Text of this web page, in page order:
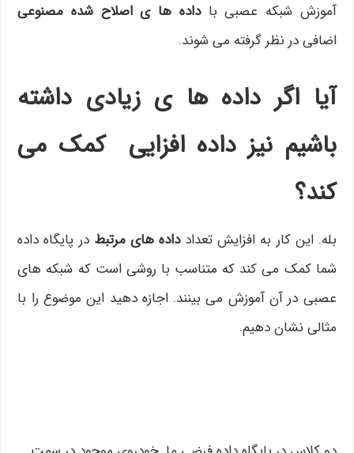
آموزش شبکه عصبی با داده ها ی اصلاح شده مصنوعی
اضافی در نظر گرفته می شوند.
آیا اگر داده ها ی زیادی داشته
باشیم نیز داده افزایی کمک می
کند؟
بله. این کار به افزایش تعدادداده های مرتبط در پایگاه داده
شما کمک می کند که متناسب با روشی است که شبکه های
عصبی در آن آموزش می بینند. اجازه دهید این موضوع را با
مثالی نشان دهیم.